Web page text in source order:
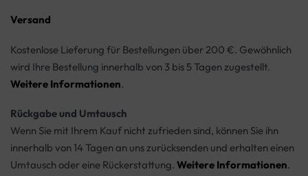
Versand
Kostenlose Lieferung für Bestellungen über 200 €. Gewöhnlich
wird Ihre Bestellung innerhalb von 3 bis 5 Tagen zugestellt.
Weitere Informationen.
Rückgabe und Umtausch
Wenn Sie mit Ihrem Kauf nicht zufrieden sind, können Sie ihn
innerhalb von 14 Tagen an uns zurücksenden und erhalten einen
Umtausch oder eine Rückerstattung. Weitere Informationen.